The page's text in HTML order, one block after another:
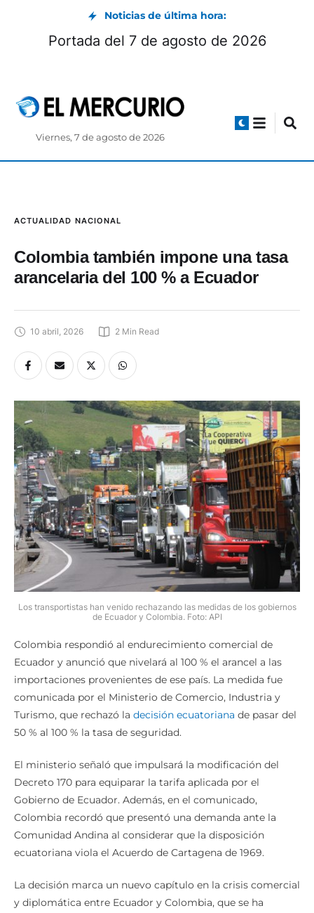
Noticias de última hora:
Portada del 7 de agosto de 2026
Viernes, 7 de agosto de 2026
ACTUALIDAD NACIONAL
Colombia también impone una tasa
arancelaria del 100 % a Ecuador
10 abril, 2026 2 Min Read
Los transportistas han venido rechazando las medidas de los gobiernos
de Ecuador y Colombia. Foto: API
Colombia respondió al endurecimiento comercial de
Ecuador y anunció que nivelará al 100 % el arancel a las
importaciones provenientes de ese país. La medida fue
comunicada por el Ministerio de Comercio, Industria y
Turismo, que rechazó la decisión ecuatoriana de pasar del
50 % al 100 % la tasa de seguridad.
El ministerio señaló que impulsará la modificación del
Decreto 170 para equiparar la tarifa aplicada por el
Gobierno de Ecuador. Además, en el comunicado,
Colombia recordó que presentó una demanda ante la
Comunidad Andina al considerar que la disposición
ecuatoriana viola el Acuerdo de Cartagena de 1969.
La decisión marca un nuevo capítulo en la crisis comercial
y diplomática entre Ecuador y Colombia, que se ha